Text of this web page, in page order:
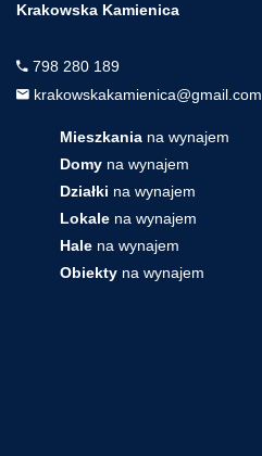
Krakowska Kamienica
798 280 189
krakowskakamienica@gmail.com
Mieszkania na wynajem
Domy na wynajem
Działki na wynajem
Lokale na wynajem
Hale na wynajem
Obiekty na wynajem